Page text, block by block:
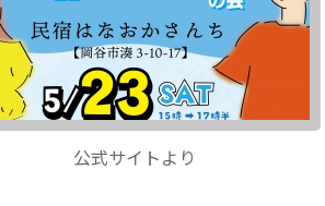
公式サイトより